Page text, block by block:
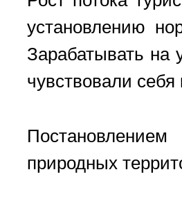
установлению
Зарабатывать на
чувствовали
природных